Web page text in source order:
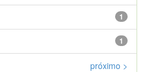
1
1
próximo >